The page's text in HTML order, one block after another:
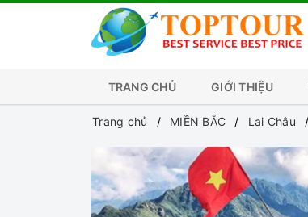
TRANG CHỦ GIỚI THIỆU
Trang chủ MIỀN BẮC Lai Châu